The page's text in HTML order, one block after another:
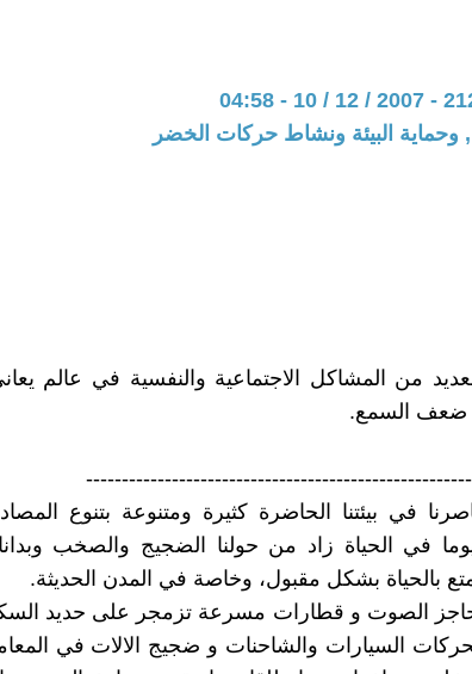
, وحماية البيئة ونشاط حركات الخضر
ضعف السمع.
في بيئتنا الحاضرة كثيرة ومتنوعة بتنوع
في الحياة زاد من حولنا الضجيج والصخب
بالحياة بشكل مقبول، وخاصة في المدن الحديثة.
الصوت و قطارات مسرعة تزمجر على حديد
السيارات والشاحنات و ضجيج الالات في